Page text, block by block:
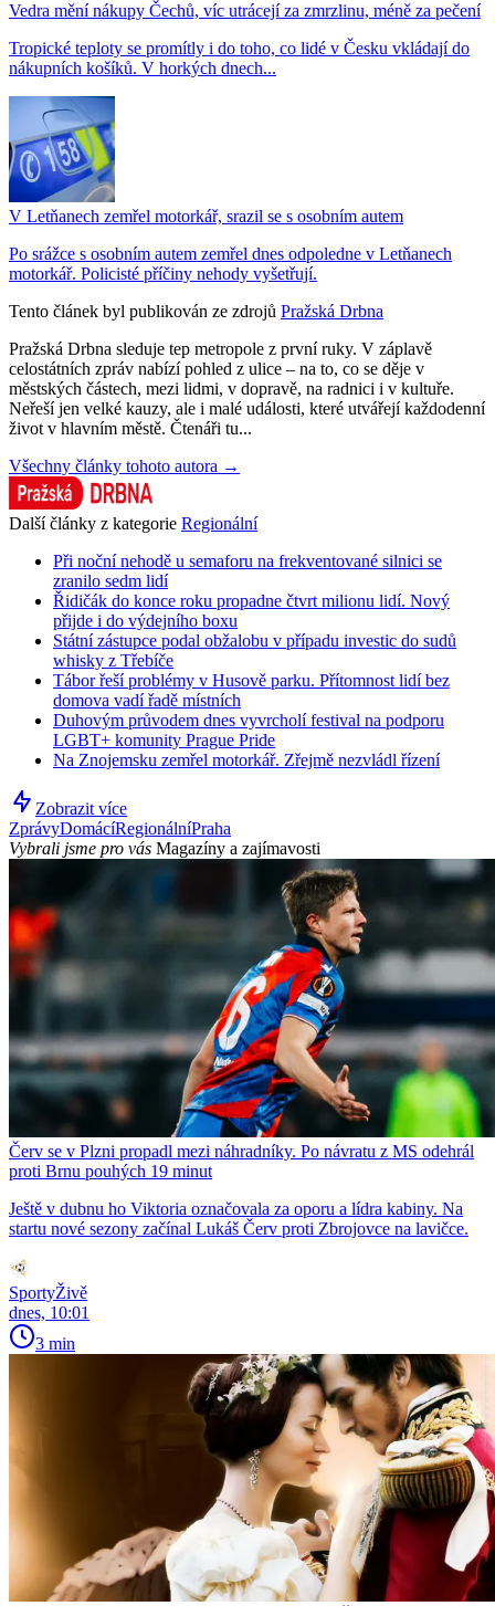
Vedra mění nákupy Čechů, víc utrácejí za zmrzlinu, méně za pečení
Tropické teploty se promítly i do toho, co lidé v Česku vkládají do
nákupních košíků. V horkých dnech...
V Letňanech zemřel motorkář, srazil se s osobním autem
Po srážce s osobním autem zemřel dnes odpoledne v Letňanech
motorkář. Policisté příčiny nehody vyšetřují.
Tento článek byl publikován ze zdrojů Pražská Drbna
Pražská Drbna sleduje tep metropole z první ruky. V záplavě
celostátních zpráv nabízí pohled z ulice – na to, co se děje v
městských částech, mezi lidmi, v dopravě, na radnici i v kultuře.
Neřeší jen velké kauzy, ale i malé události, které utvářejí každodenní
život v hlavním městě. Čtenáři tu...
Všechny články tohoto autora →
Další články z kategorie Regionální
Při noční nehodě u semaforu na frekventované silnici se
zranilo sedm lidí
Řidičák do konce roku propadne čtvrt milionu lidí. Nový
přijde i do výdejního boxu
Státní zástupce podal obžalobu v případu investic do sudů
whisky z Třebíče
Tábor řeší problémy v Husově parku. Přítomnost lidí bez
domova vadí řadě místních
Duhovým průvodem dnes vyvrcholí festival na podporu
LGBT+ komunity Prague Pride
Na Znojemsku zemřel motorkář. Zřejmě nezvládl řízení
Zobrazit více
ZprávyDomácíRegionálníPraha
Vybrali jsme pro vás Magazíny a zajímavosti
Červ se v Plzni propadl mezi náhradníky. Po návratu z MS odehrál
proti Brnu pouhých 19 minut
Ještě v dubnu ho Viktoria označovala za oporu a lídra kabiny. Na
startu nové sezony začínal Lukáš Červ proti Zbrojovce na lavičce.
SportyŽivě
dnes, 10:01
3 min